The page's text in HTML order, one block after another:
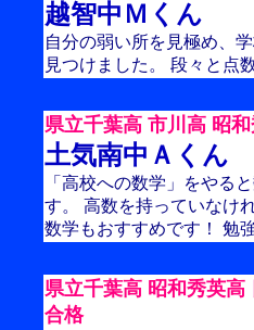
越智中Ｍくん
自分の弱い所を見極め、
見つけました。 段々と点
県立千葉高 市川高 昭
土気南中Ａくん
「高校への数学」をやる
す。 高数を持っていなけ
数学もおすすめです！ 勉
県立千葉高 昭和秀英高
合格